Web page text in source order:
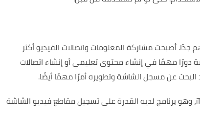
جدًا.أصبحت مشاركة المعلومات واتصالات الفيديو أكثر
دورًا مهمًا في إنشاء محتوى تعليمي أو إنشاء اتصالات
البحث عن مسجل الشاشة وتطويره أمرًا مهمًا أيضًا.
وفي هذه المقالة، سنتحدث عن iTop Screen Recorder Pro، وهو برنامج لديه القدرة على تسجيل مقاطع فيديو الشاشة